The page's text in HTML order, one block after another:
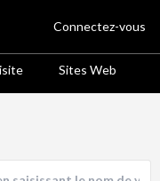
Sites Web
Connectez-vous